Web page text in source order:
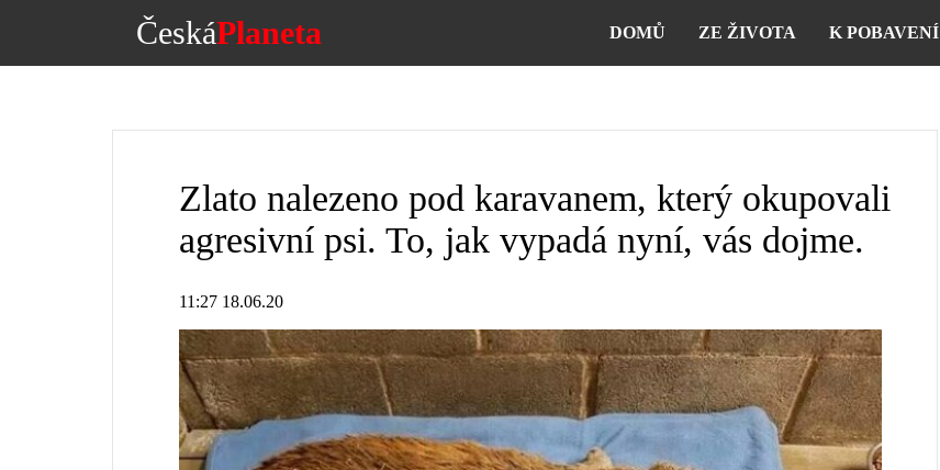
ČeskáPlaneta DOMŮ ZE ŽIVOTA K POBAVENÍ
Zlato nalezeno pod karavanem, který okupovali
agresivní psi. To, jak vypadá nyní, vás dojme.
11:27 18.06.20